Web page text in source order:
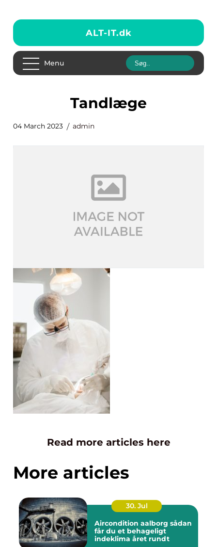
ALT-IT.dk
Menu
tandlæge
04 March 2023 admin
Read more articles here
More articles
30. Jul
Aircondition aalborg sådan
får du et behageligt
indeklima året rundt